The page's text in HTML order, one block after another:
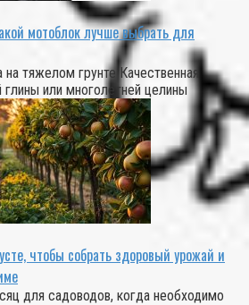
мотоблок лучше выбрать для
на тяжелом грунте Качественная
или многолетней целины
чтобы собрать здоровый урожай и
для садоводов, когда необходимо